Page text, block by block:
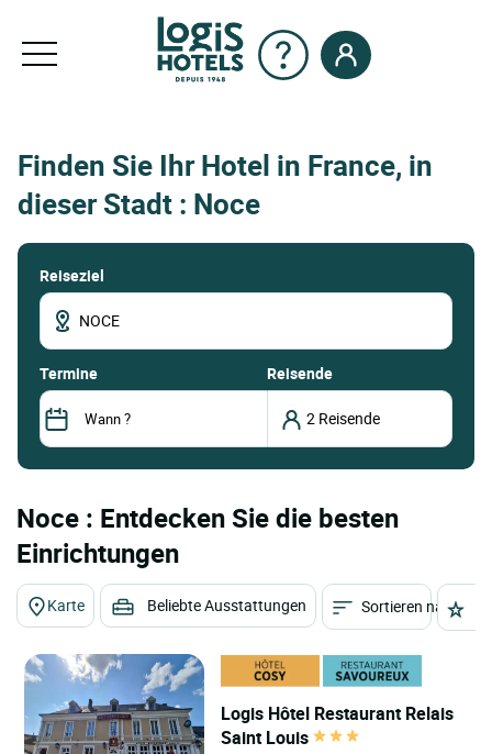
Finden Sie Ihr Hotel in France, in
dieser Stadt : Noce
Reiseziel
termine Reisende
Noce : Entdecken Sie die besten
Einrichtungen
Karte Beliebte Ausstattungen Sortieren nach
Logis Hôtel Restaurant Relais
Saint Louis